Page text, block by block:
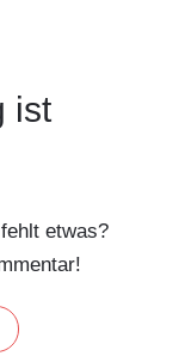
ist
etwas?